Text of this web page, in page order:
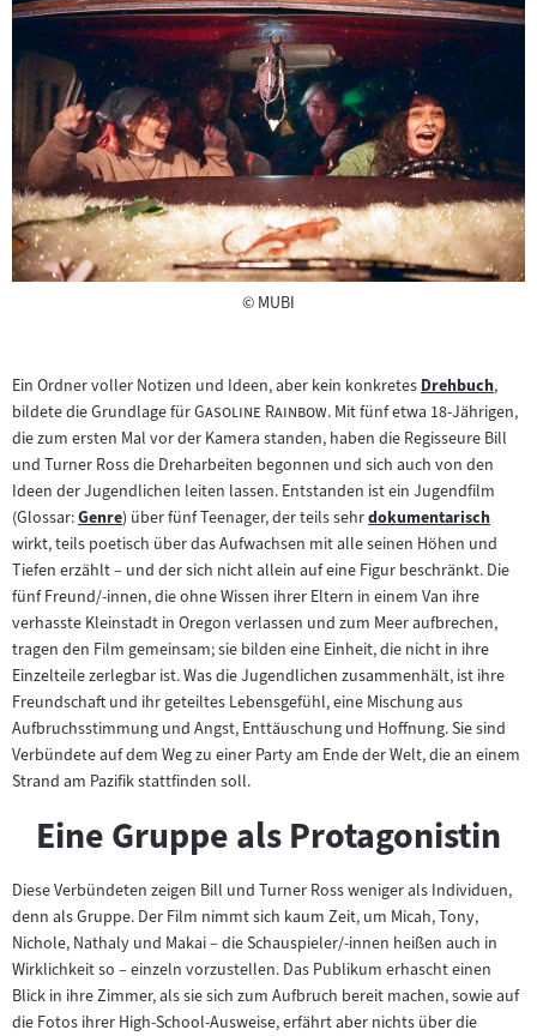
©Copyright
MUBI
Ein Ordner voller Notizen und Ideen, aber kein konkretesZum
Inhalt:
Drehbuch,
bildete die Grundlage für"
Gasoline Rainbow". Mit fünf etwa 18-Jährigen,
die zum ersten Mal vor der Kamera standen, haben die Regisseure Bill
und Turner Ross die Dreharbeiten begonnen und sich auch von den
Ideen der Jugendlichen leiten lassen. Entstanden ist ein Jugendfilm
(Glossar:Zum
Inhalt:
Genre) über fünf Teenager, der teils sehrZum
Inhalt:
dokumentarisch
wirkt, teils poetisch über das Aufwachsen mit alle seinen Höhen und
Tiefen erzählt – und der sich nicht allein auf eine Figur beschränkt. Die
fünf Freund/-innen, die ohne Wissen ihrer Eltern in einem Van ihre
verhasste Kleinstadt in Oregon verlassen und zum Meer aufbrechen,
tragen den Film gemeinsam; sie bilden eine Einheit, die nicht in ihre
Einzelteile zerlegbar ist. Was die Jugendlichen zusammenhält, ist ihre
Freundschaft und ihr geteiltes Lebensgefühl, eine Mischung aus
Aufbruchsstimmung und Angst, Enttäuschung und Hoffnung. Sie sind
Verbündete auf dem Weg zu einer Party am Ende der Welt, die an einem
Strand am Pazifik stattfinden soll.
Eine Gruppe als Protagonistin
Diese Verbündeten zeigen Bill und Turner Ross weniger als Individuen,
denn als Gruppe. Der Film nimmt sich kaum Zeit, um Micah, Tony,
Nichole, Nathaly und Makai – die Schauspieler/-innen heißen auch in
Wirklichkeit so – einzeln vorzustellen. Das Publikum erhascht einen
Blick in ihre Zimmer, als sie sich zum Aufbruch bereit machen, sowie auf
die Fotos ihrer High-School-Ausweise, erfährt aber nichts über die